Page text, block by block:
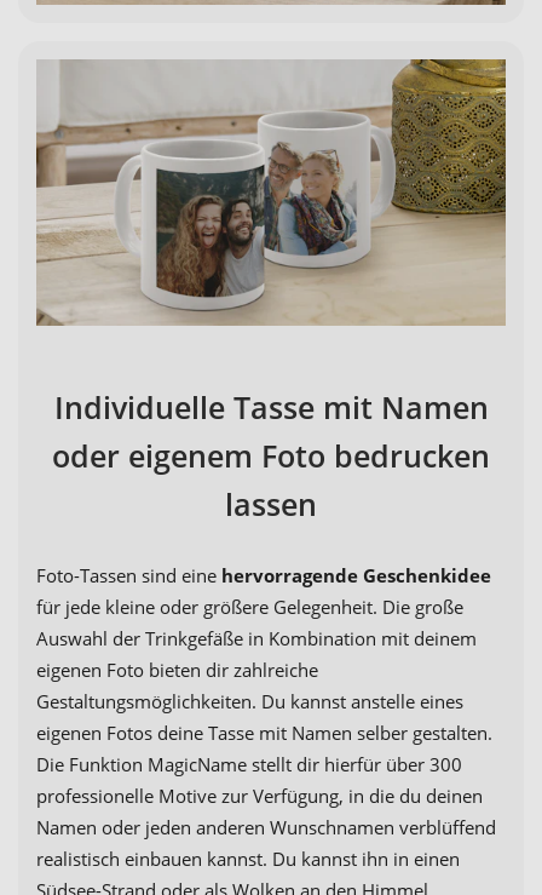
Individuelle Tasse mit Namen
oder eigenem Foto bedrucken
lassen
Foto-Tassen sind eine hervorragende Geschenkidee
für jede kleine oder größere Gelegenheit. Die große
Auswahl der Trinkgefäße in Kombination mit deinem
eigenen Foto bieten dir zahlreiche
Gestaltungsmöglichkeiten. Du kannst anstelle eines
eigenen Fotos deine Tasse mit Namen selber gestalten.
Die Funktion MagicName stellt dir hierfür über 300
professionelle Motive zur Verfügung, in die du deinen
Namen oder jeden anderen Wunschnamen verblüffend
realistisch einbauen kannst. Du kannst ihn in einen